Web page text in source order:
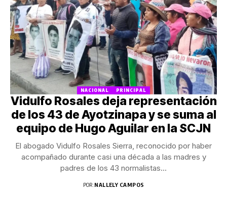
NACIONAL PRINCIPAL
Vidulfo Rosales deja representación
de los 43 de Ayotzinapa y se suma al
equipo de Hugo Aguilar en la SCJN
El abogado Vidulfo Rosales Sierra, reconocido por haber
acompañado durante casi una década a las madres y
padres de los 43 normalistas...
POR:NALLELY CAMPOS